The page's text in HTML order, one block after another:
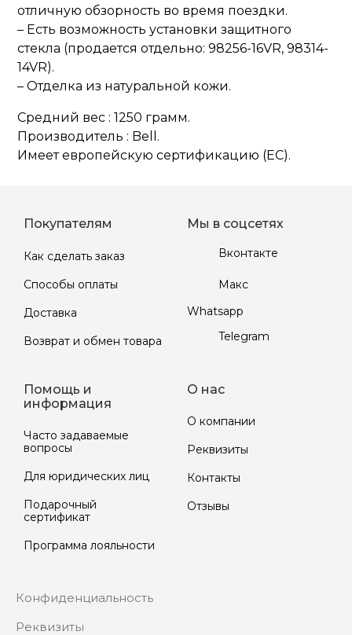
отличную обзорность во время поездки.
– Есть возможность установки защитного
стекла (продается отдельно: 98256-16VR, 98314-
14VR).
– Отделка из натуральной кожи.
Средний вес : 1250 грамм.
Производитель : Bell.
Имеет европейскую сертификацию (EC).
Покупателям
Как сделать заказ
Способы оплаты
Доставка
Возврат и обмен товара
Мы в соцсетях
Вконтакте
Макс
Whatsapp
Telegram
Помощь и
информация
Часто задаваемые
вопросы
Для юридических лиц
Подарочный
сертификат
Программа лояльности
О нас
О компании
Реквизиты
Контакты
Отзывы
Конфиденциальность
Реквизиты